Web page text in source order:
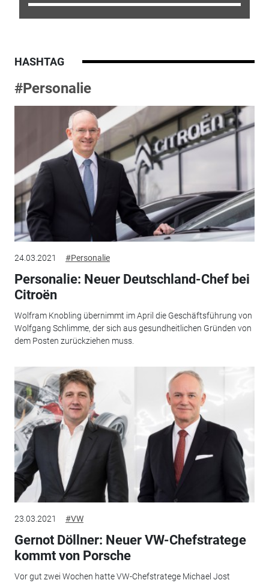
HASHTAG
#Personalie
24.03.2021 #Personalie
Personalie: Neuer Deutschland-Chef bei
Citroën
Wolfram Knobling übernimmt im April die Geschäftsführung von
Wolfgang Schlimme, der sich aus gesundheitlichen Gründen von
dem Posten zurückziehen muss.
23.03.2021 #VW
Gernot Döllner: Neuer VW-Chefstratege
kommt von Porsche
Vor gut zwei Wochen hatte VW-Chefstratege Michael Jost